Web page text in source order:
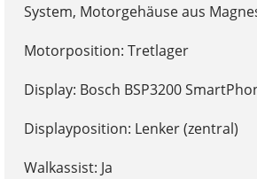
System, Motorgehäuse aus
Motorposition: Tretlager
Display: Bosch BSP3200
Displayposition: Lenker (zentral)
Walkassist: Ja